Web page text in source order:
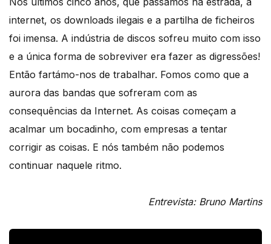
internet, os downloads ilegais e a partilha de ficheiros
foi imensa. A indústria de discos sofreu muito com isso
e a única forma de sobreviver era fazer as digressões!
Então fartámo-nos de trabalhar. Fomos como que a
aurora das bandas que sofreram com as
consequências da Internet. As coisas começam a
acalmar um bocadinho, com empresas a tentar
corrigir as coisas. E nós também não podemos
continuar naquele ritmo.
Entrevista: Bruno Martins